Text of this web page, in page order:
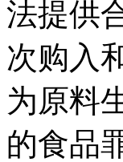
法提供
次购入
为原料
的食品